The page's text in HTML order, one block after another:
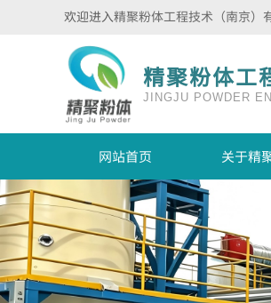
欢迎进入精聚粉体工程技术（南京）
精聚粉体工
JINGJU POWDER
网站首页 关于精